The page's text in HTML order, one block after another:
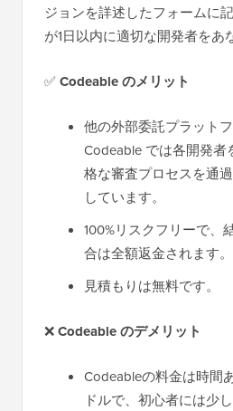
ジョンを詳述したフォームに
が1日以内に適切な開発者をあ
✅Codeable のメリット
他の外部委託プラット
Codeable では各開発者
格な審査プロセスを通
しています。
100%リスクフリーで、
合は全額返金されます。
見積もりは無料です。
❌Codeable のデメリット
Codeableの料金は時間
ドルで、初心者には少